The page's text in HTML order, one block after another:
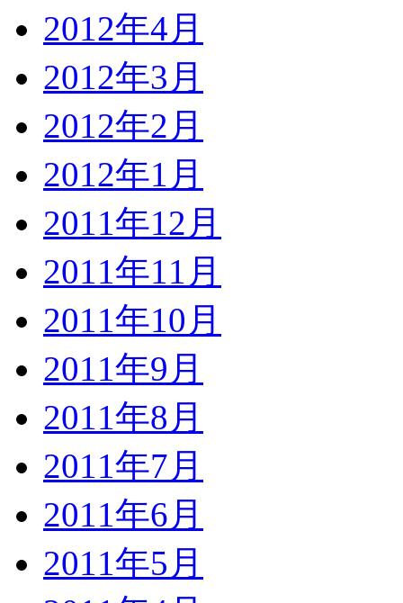
2012年4月
2012年3月
2012年2月
2012年1月
2011年12月
2011年11月
2011年10月
2011年9月
2011年8月
2011年7月
2011年6月
2011年5月